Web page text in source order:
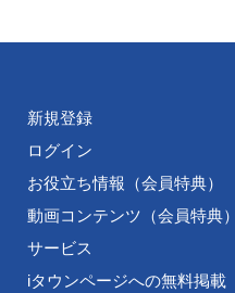
新規登録
ログイン
お役立ち情報（会員特典）
動画コンテンツ（会員特典）
サービス
iタウンページへの無料掲載